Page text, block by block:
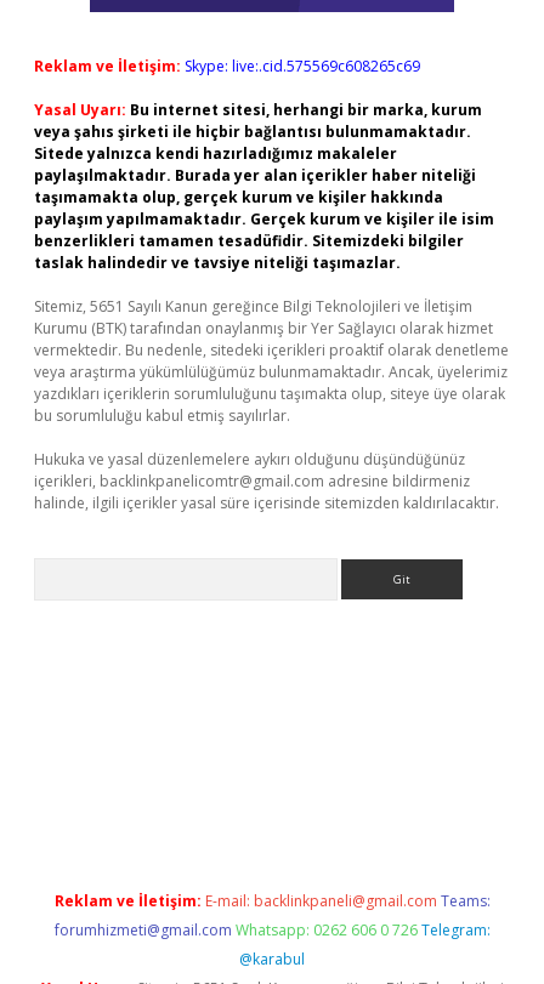
Reklam ve İletişim: Skype: live:.cid.575569c608265c69
Yasal Uyarı: Bu internet sitesi, herhangi bir marka, kurum
veya şahıs şirketi ile hiçbir bağlantısı bulunmamaktadır.
Sitede yalnızca kendi hazırladığımız makaleler
paylaşılmaktadır. Burada yer alan içerikler haber niteliği
taşımamakta olup, gerçek kurum ve kişiler hakkında
paylaşım yapılmamaktadır. Gerçek kurum ve kişiler ile isim
benzerlikleri tamamen tesadüfidir. Sitemizdeki bilgiler
taslak halindedir ve tavsiye niteliği taşımazlar.
Sitemiz, 5651 Sayılı Kanun gereğince Bilgi Teknolojileri ve İletişim
Kurumu (BTK) tarafından onaylanmış bir Yer Sağlayıcı olarak hizmet
vermektedir. Bu nedenle, sitedeki içerikleri proaktif olarak denetleme
veya araştırma yükümlülüğümüz bulunmamaktadır. Ancak, üyelerimiz
yazdıkları içeriklerin sorumluluğunu taşımakta olup, siteye üye olarak
bu sorumluluğu kabul etmiş sayılırlar.
Hukuka ve yasal düzenlemelere aykırı olduğunu düşündüğünüz
içerikleri, backlinkpanelicomtr@gmail.com adresine bildirmeniz
halinde, ilgili içerikler yasal süre içerisinde sitemizden kaldırılacaktır.
Reklam ve İletişim: E-mail: backlinkpaneli@gmail.com Teams:
forumhizmeti@gmail.com Whatsapp: 0262 606 0 726 Telegram:
@karabul